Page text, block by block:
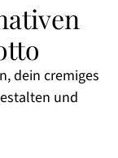
dein cremiges
und